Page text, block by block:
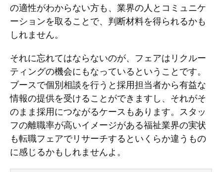
の適性がわからない方も、業界の人とコミュニケ
ーションを取ることで、判断材料を得られるかも
しれません。
それに忘れてはならないのが、フェアはリクルー
ティングの機会にもなっているということです。
ブースで個別相談を行うと採用担当者から有益な
情報の提供を受けることができますし、それがそ
のまま採用につながるケースもあります。スタッ
フの離職率が高いイメージがある福祉業界の実状
も転職フェアでリサーチするといくらか違うもの
に感じるかもしれませんよ。